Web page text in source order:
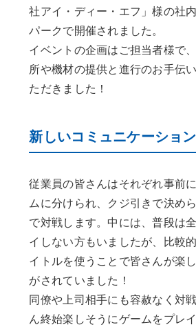
社アイ・ディー・エフ」様の社
パークで開催されました。
イベントの企画はご担当者様で
所や機材の提供と進行のお手伝
ただきました！
新しいコミュニケーショ
従業員の皆さんはそれぞれ事前
ムに分けられ、クジ引きで決め
で対戦します。中には、普段は
イしない方もいましたが、比較
イトルを使うことで皆さんが楽
がされていました！
同僚や上司相手にも容赦なく対
ん終始楽しそうにゲームをプレ